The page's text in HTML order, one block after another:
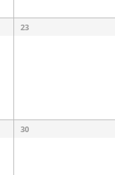
23
30